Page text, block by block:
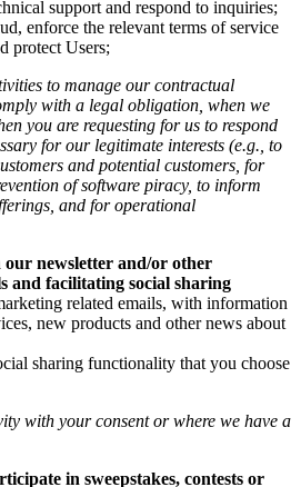
support and respond to inquiries;
enforce the relevant terms of service
protect Users;
to manage our contractual
with a legal obligation, when we
you are requesting for us to respond
for our legitimate interests (e.g., to
and potential customers, for
of software piracy, to inform
and for operational
newsletter and/or other
and facilitating social sharing
related emails, with information
new products and other news about
sharing functionality that you choose
with your consent or where we have a
in sweepstakes, contests or